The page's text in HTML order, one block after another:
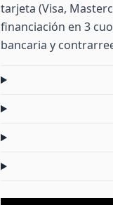
tarjeta (Visa,
financiación en 3
bancaria y